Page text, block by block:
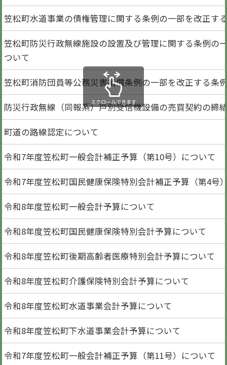
笠松町水道事業の債権管理に関する条例の一部を改正す
笠松町防災行政無線施設の設置及び管理に関する条例の
ついて
笠松町消防団員等公務災害補償条例の一部を改正する条
防災行政無線（同報系）戸別受信機設備の売買契約の締
町道の路線認定について
令和7年度笠松町一般会計補正予算（第10号）について
令和7年度笠松町国民健康保険特別会計補正予算（第4号
令和8年度笠松町一般会計予算について
令和8年度笠松町国民健康保険特別会計予算について
令和8年度笠松町後期高齢者医療特別会計予算について
令和8年度笠松町介護保険特別会計予算について
令和8年度笠松町水道事業会計予算について
令和8年度笠松町下水道事業会計予算について
令和7年度笠松町一般会計補正予算（第11号）について
スクロールできます